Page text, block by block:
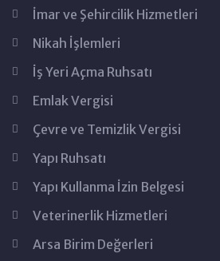
İmar ve Şehircilik Hizmetleri
Nikah İşlemleri
İş Yeri Açma Ruhsatı
Emlak Vergisi
Çevre ve Temizlik Vergisi
Yapı Ruhsatı
Yapı Kullanma İzin Belgesi
Veterinerlik Hizmetleri
Arsa Birim Değerleri